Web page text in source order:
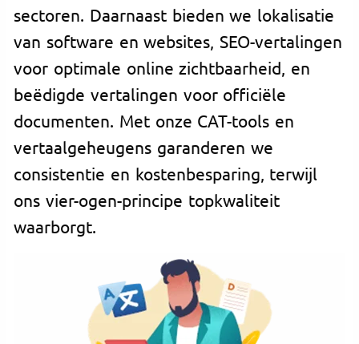
sectoren. Daarnaast bieden we lokalisatie
van software en websites, SEO-vertalingen
voor optimale online zichtbaarheid, en
beëdigde vertalingen voor officiële
documenten. Met onze CAT-tools en
vertaalgeheugens garanderen we
consistentie en kostenbesparing, terwijl
ons vier-ogen-principe topkwaliteit
waarborgt.